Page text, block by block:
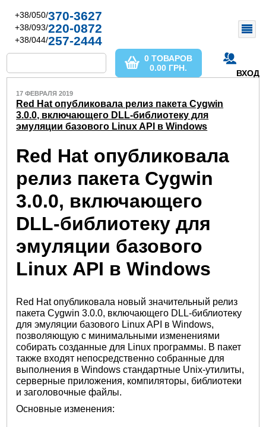
+38/050/370-3627
+38/093/220-0872
+38/044/257-2444
ВХОД
0 ТОВАРОВ
0.00 ГРН.
17 ФЕВРАЛЯ 2019
Red Hat опубликовала релиз пакета Cygwin
3.0.0, включающего DLL-библиотеку для
эмуляции базового Linux API в Windows
Red Hat опубликовала
релиз пакета Cygwin
3.0.0, включающего
DLL-библиотеку для
эмуляции базового
Linux API в Windows
Red Hat опубликовала новый значительный релиз
пакета Cygwin 3.0.0, включающего DLL-библиотеку
для эмуляции базового Linux API в Windows,
позволяющую с минимальными изменениями
собирать созданные для Linux программы. В пакет
также входят непосредственно собранные для
выполнения в Windows стандартные Unix-утилиты,
серверные приложения, компиляторы, библиотеки
и заголовочные файлы.
Основные изменения: